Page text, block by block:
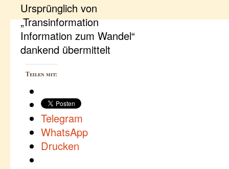
Ursprünglich von
„Transinformation
Information zum Wandel“
dankend übermittelt
Teilen mit:
Telegram
WhatsApp
Drucken